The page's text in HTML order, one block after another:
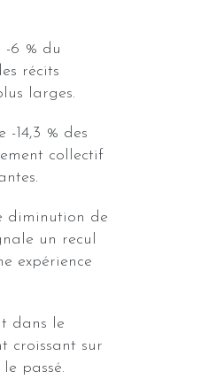
6 % du
récits
larges.
-14,3 % des
collectif
diminution de
un recul
expérience
dans le
croissant sur
passé.